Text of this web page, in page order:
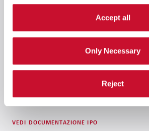
Accept all
Only Necessary
Reject
Call con gli analisti
Ascolta le
VEDI DOCUMENTAZIONE IPO